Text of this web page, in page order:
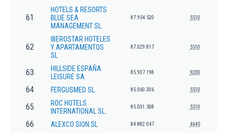
61
HOTELS & RESORTS
BLUE SEA
MANAGEMENT SL.
87.954.520 5510
62
IBEROSTAR HOTELES
Y APARTAMENTOS
SL
87.029.817 5510
63
HILLSIDE ESPAÑA
LEISURE SA.
85.937.198 9200
64 FERGUSMED SL. 85.060.306 5510
65
ROC HOTELS
INTERNATIONAL SL.
85.031.508 5510
66 ALEXCO SION SL 84.882.047 4645